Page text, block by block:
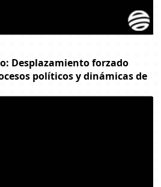
Desplazamiento forzado
políticos y dinámicas de